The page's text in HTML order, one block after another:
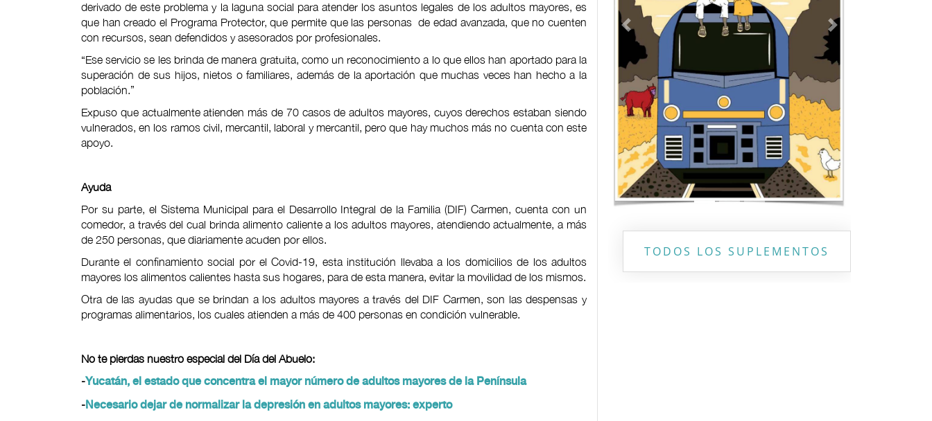
derivado de este problema y la laguna social para atender los asuntos legales de los adultos mayores, es
que han creado el Programa Protector, que permite que las personas de edad avanzada, que no cuenten
con recursos, sean defendidos y asesorados por profesionales.
“Ese servicio se les brinda de manera gratuita, como un reconocimiento a lo que ellos han aportado para la
superación de sus hijos, nietos o familiares, además de la aportación que muchas veces han hecho a la
población.”
Expuso que actualmente atienden más de 70 casos de adultos mayores, cuyos derechos estaban siendo
vulnerados, en los ramos civil, mercantil, laboral y mercantil, pero que hay muchos más no cuenta con este
apoyo.
Ayuda
Por su parte, el Sistema Municipal para el Desarrollo Integral de la Familia (DIF) Carmen, cuenta con un
comedor, a través del cual brinda alimento caliente a los adultos mayores, atendiendo actualmente, a más
de 250 personas, que diariamente acuden por ellos.
Durante el confinamiento social por el Covid-19, esta institución llevaba a los domicilios de los adultos
mayores los alimentos calientes hasta sus hogares, para de esta manera, evitar la movilidad de los mismos.
Otra de las ayudas que se brindan a los adultos mayores a través del DIF Carmen, son las despensas y
programas alimentarios, los cuales atienden a más de 400 personas en condición vulnerable.
No te pierdas nuestro especial del Día del Abuelo:
-Yucatán, el estado que concentra el mayor número de adultos mayores de la Península
-Necesario dejar de normalizar la depresión en adultos mayores: experto